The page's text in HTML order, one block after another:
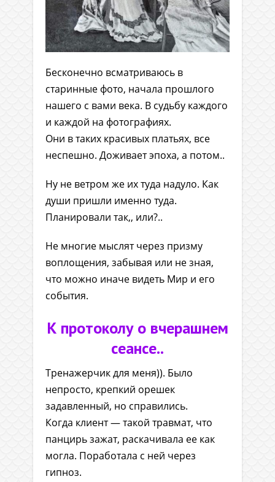
Бесконечно всматриваюсь в
старинные фото, начала прошлого
нашего с вами века. В судьбу каждого
и каждой на фотографиях.
Они в таких красивых платьях, все
неспешно. Доживает эпоха, а потом..
Ну не ветром же их туда надуло. Как
души пришли именно туда.
Планировали так,, или?..
Не многие мыслят через призму
воплощения, забывая или не зная,
что можно иначе видеть Мир и его
события.
К протоколу о вчерашнем
сеансе..
Тренажерчик для меня)). Было
непросто, крепкий орешек
задавленный, но справились.
Когда клиент — такой травмат, что
панцирь зажат, раскачивала ее как
могла. Поработала с ней через
гипноз.